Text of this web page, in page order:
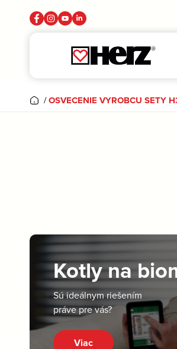
/OSVECENIE VYROBCU SETY
Kotly na
Sú ideálnym riešením
práve pre vás?
Viac